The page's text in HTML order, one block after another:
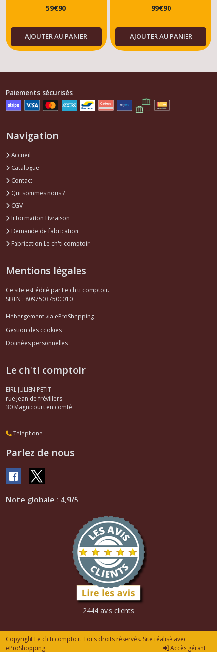
- Tous modèles
59€90
AJOUTER AU PANIER
99€90
AJOUTER AU PANIER
Paiements sécurisés
Navigation
Accueil
Catalogue
Contact
Qui sommes nous ?
CGV
Information Livraison
Demande de fabrication
Fabrication Le ch'ti comptoir
Mentions légales
Ce site est édité par Le ch'ti comptoir.
SIREN : 80975037500010
Hébergement via eProShopping
Gestion des cookies
Données personnelles
Le ch'ti comptoir
EIRL JULIEN PETIT
rue jean de frévillers
30 Magnicourt en comté
Téléphone
Parlez de nous
Note globale : 4,9/5
2444 avis clients
Copyright Le ch'ti comptoir. Tous droits réservés. Site réalisé avec
eProShopping
Accès gérant